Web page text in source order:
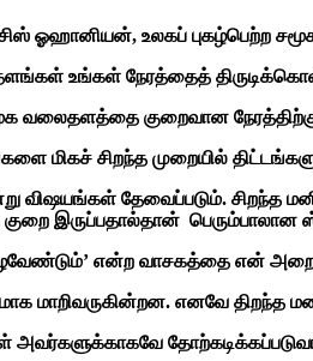
ஓஹானியன், உலகப்
உங்கள் நேரத்தைத்
வலைதளத்தை குறைவான
மிகச் சிறந்த முறையில்
விஷயங்கள் தேவைப்படும். சிறந்த
இருப்பதால்தான்
என்ற வாசகத்தை என்
மாறிவருகின்றன. எனவே
அவர்களுக்காகவே